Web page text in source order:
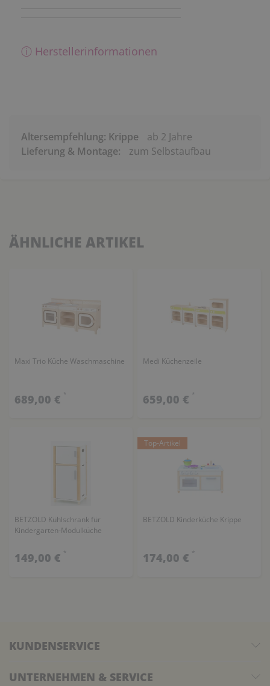
ⓘ Herstellerinformationen
Altersempfehlung: Krippe
ab 2 Jahre
Lieferung & Montage:
zum Selbstaufbau
ÄHNLICHE ARTIKEL
Maxi Trio Küche Waschmaschine
689,00 € *
Medi Küchenzeile
659,00 € *
BETZOLD Kühlschrank für
Kindergarten-Modulküche
149,00 € *
Top-Artikel
BETZOLD Kinderküche Krippe
174,00 € *
KUNDENSERVICE
UNTERNEHMEN & SERVICE